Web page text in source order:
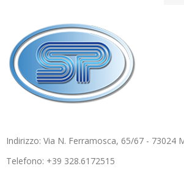
Indirizzo: Via N. Ferramosca, 65/67 - 73024
Telefono: +39 328.6172515